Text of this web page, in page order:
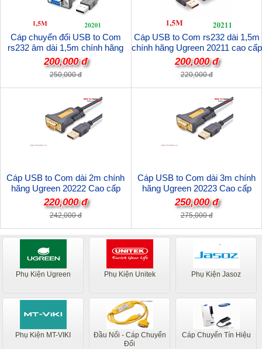
Cáp chuyển đổi USB to Com
rs232 âm dài 1,5m chính hãng
Ugreen 20201 cao cấp
200,000 đ
250,000 đ
Cáp USB to Com rs232 dài 1,5m
chính hãng Ugreen 20211 cao cấp
200,000 đ
220,000 đ
Cáp USB to Com dài 2m chính
hãng Ugreen 20222 Cao cấp
220,000 đ
242,000 đ
Cáp USB to Com dài 3m chính
hãng Ugreen 20223 Cao cấp
250,000 đ
275,000 đ
Phụ Kiện Ugreen Phụ Kiện Unitek Phụ Kiện Jasoz
Phụ Kiện MT-VIKI
Đầu Nối - Cáp Chuyển
Đổi
Cáp Chuyển Tín Hiệu